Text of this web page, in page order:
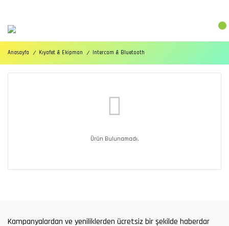
Anasayfa Kıyafet & Ekipman Intercom & Bluetooth
Ürün Bulunamadı.
Kampanyalardan ve yeniliklerden ücretsiz bir şekilde haberdar